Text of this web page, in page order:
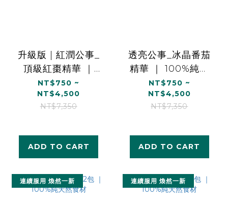
升級版 | 紅潤公事_
頂級紅棗精華 ｜
100%純天然食材
(15ml/15包)
NT$750 ~
NT$4,500
NT$7,350
ADD TO CART
透亮公事_冰晶番茄
精華 ｜ 100%純天
然食材 (15ml/15包)
NT$750 ~
NT$4,500
NT$7,350
ADD TO CART
連續服用 煥然一新 連續服用 煥然一新